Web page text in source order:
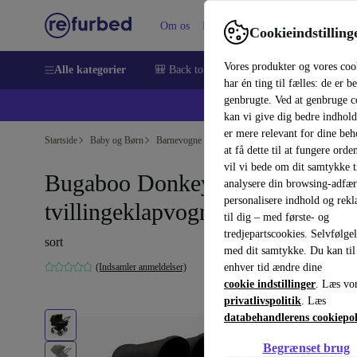
Vores produkter og vores
har én ting til fælles: de er
genbrugte. Ved at genbruge
kan vi give dig bedre
er mere relevant for dine
at få dette til at fungere
vil vi bede om dit samtykke
analysere din browsing-
personalisere indhold og
til dig – med første- og
tredjepartscookies.
med dit samtykke. Du kan til
enhver tid ændre dine
cookie indstillinger. Læs
privatlivspolitik. Læs
databehandlerens
Begrænset brug
Om os Hjælp
Alle kategorier 🎒 Back to school Smartphones
💻
Startside Baby og Børn Barnevogne & Klapvogne Barnevogne
Bugaboo Donkey 5
tvillingeklapvogn
sort
(Indsamler anmeldelser)